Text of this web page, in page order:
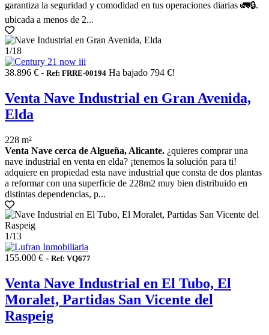
garantiza la seguridad y comodidad en tus operaciones diarias 🚛🔒.
ubicada a menos de 2...
1/18
38.896 € - Ref: FRRE-00194 Ha bajado 794 €!
Venta Nave Industrial en Gran Avenida,
Elda
228 m²
Venta Nave cerca de Algueña, Alicante. ¿quieres comprar una
nave industrial en venta en elda? ¡tenemos la solución para ti!
adquiere en propiedad esta nave industrial que consta de dos plantas
a reformar con una superficie de 228m2 muy bien distribuido en
distintas dependencias, p...
1/13
155.000 € - Ref: VQ677
Venta Nave Industrial en El Tubo, El
Moralet, Partidas San Vicente del
Raspeig